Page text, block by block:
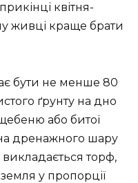
квітня-
живці краще брати
бути не менше 80
ґрунту на дно
або битої
дренажного шару
торф,
у пропорції